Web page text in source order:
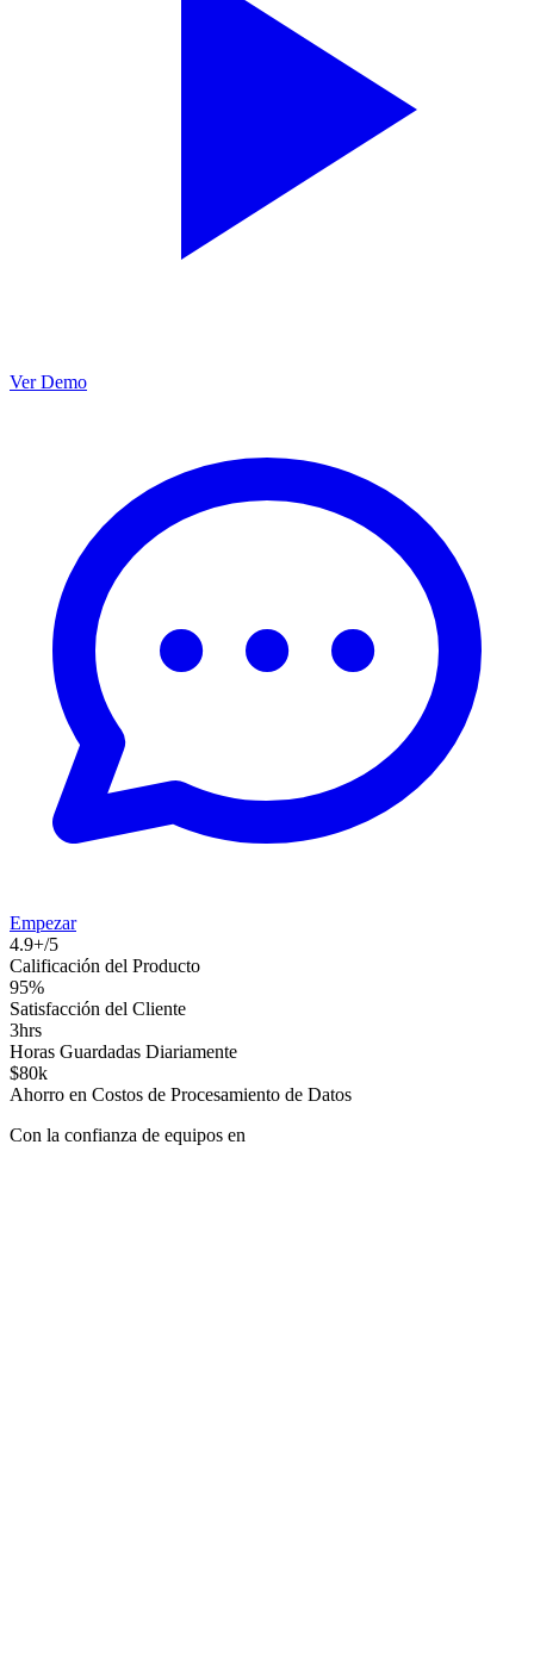
Ver Demo
Empezar
4.9+/5
Calificación del Producto
95%
Satisfacción del Cliente
3hrs
Horas Guardadas Diariamente
$80k
Ahorro en Costos de Procesamiento de Datos
Con la confianza de equipos en